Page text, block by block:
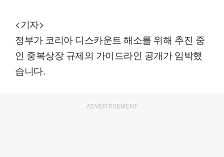
<기자>
정부가 코리아 디스카운트 해소를 위해 추진 중
인 중복상장 규제의 가이드라인 공개가 임박했
습니다.
ADVERTISEMENT